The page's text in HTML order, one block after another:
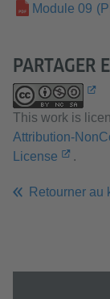
Module 09
PARTAGER
This work is
Attribution-
License
.
Retourner au